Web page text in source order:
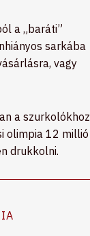
a „baráti”
sarkába
vagy
a szurkolókhoz
olimpia 12 millió
drukkolni.